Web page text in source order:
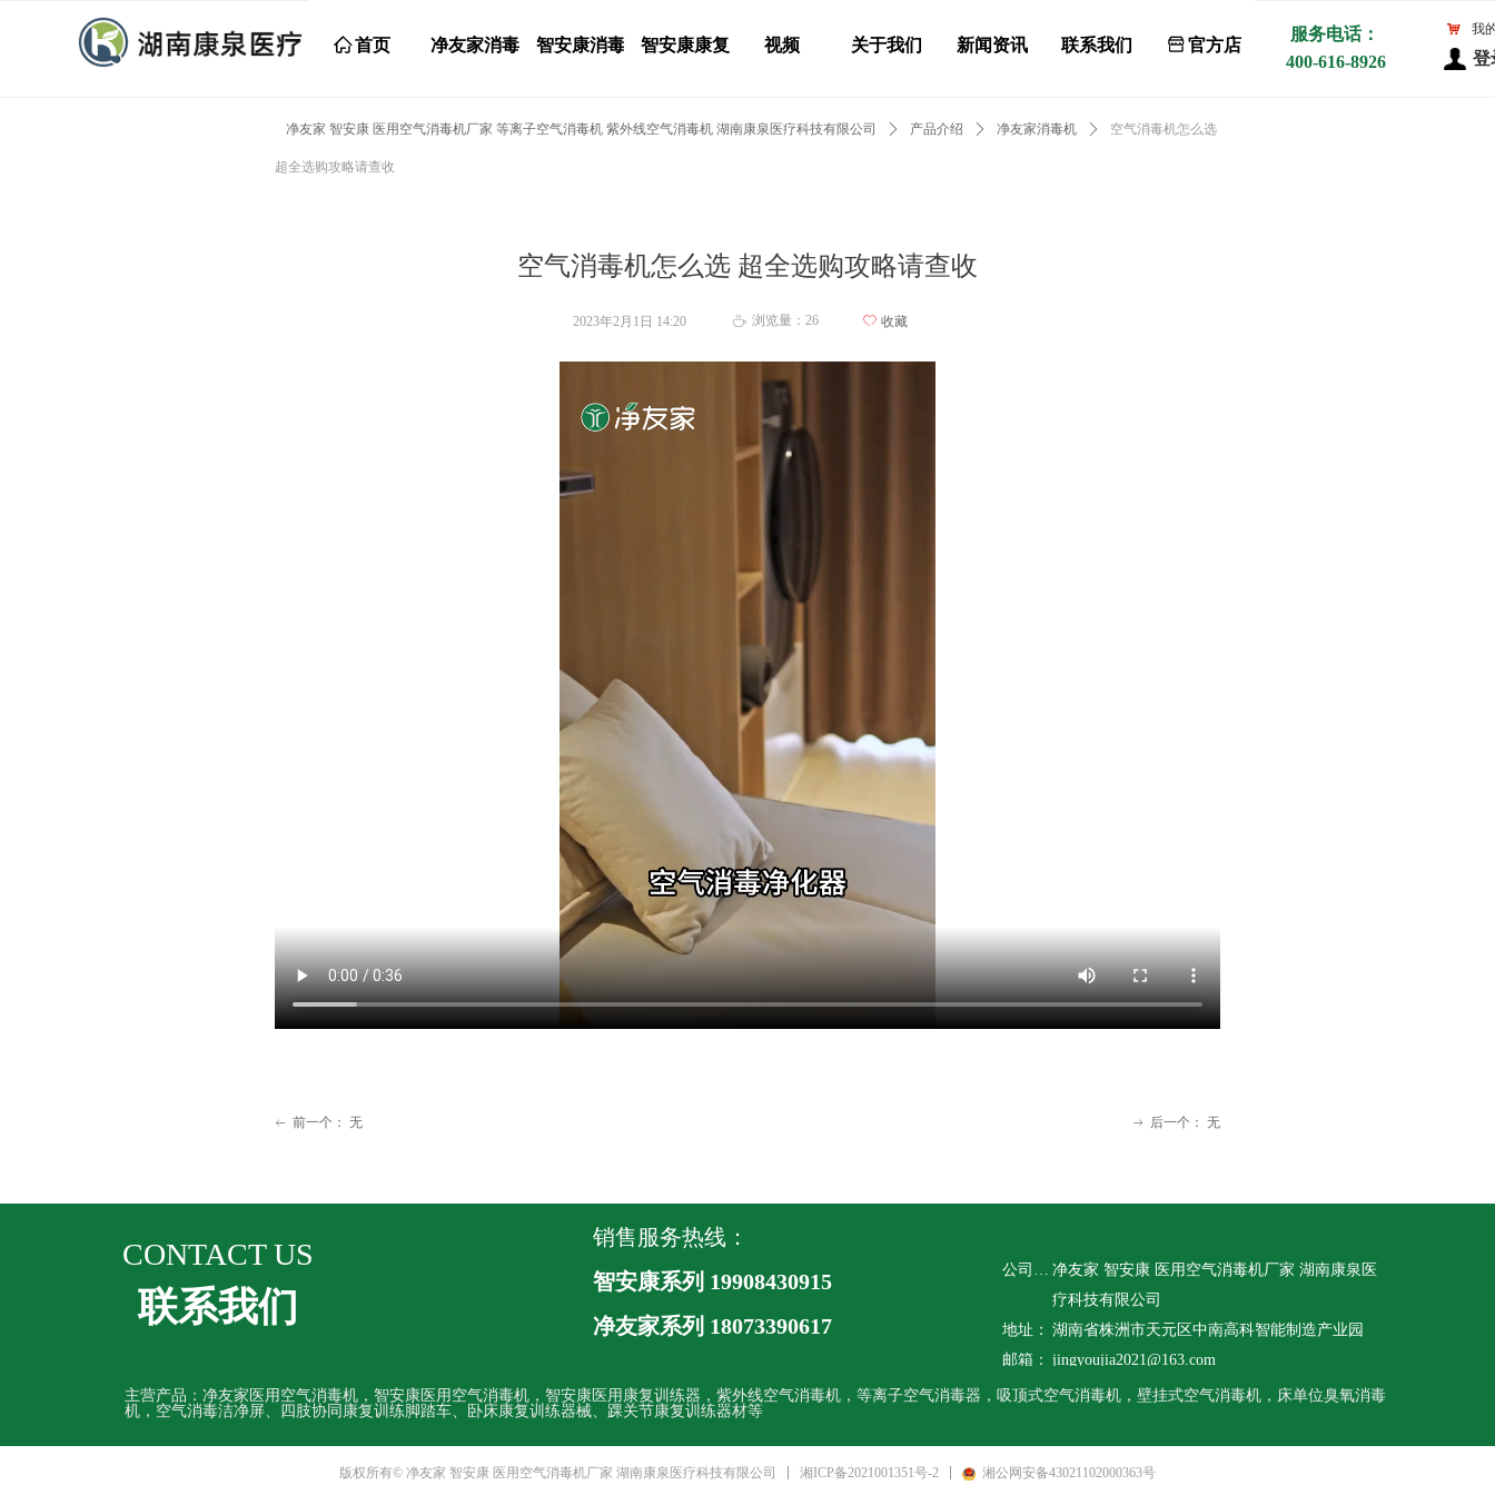
ꀇ 首页 净友家消毒 智安康消毒 智安康康复 视频 关于我们 新闻资讯 联系我们 ꀰ 官方店
登
服务电话：
400-616-8926
낙 我
空气消毒机怎么选 超全选购攻略请查收
净友家 智安康 医用空气消毒机厂家 等离子空气消毒机 紫外线空气消毒机 湖南康泉医疗科技有限公司 ꄲ 产品介绍 ꄲ 净友家消毒机 ꄲ 空气消毒机怎么选
超全选购攻略请查收
2023年2月1日 14:20 ꄘ 浏览量： 26 ꄀ 收藏
ꂃ 前一个： 无 ꁹ 后一个： 无
销售服务热线：
智安康系列 19908430915
净友家系列 18073390617
CONTACT US
联系我们
公司名称： 净友家 智安康 医用空气消毒机厂家 湖南康泉医
疗科技有限公司
地址： 湖南省株洲市天元区中南高科智能制造产业园
邮箱： jingyoujia2021@163.com
主营产品：净友家医用空气消毒机，智安康医用空气消毒机，智安康医用康复训练器，紫外线空气消毒机，等离子空气消毒器，吸顶式空气消毒机，壁挂式空气消毒机，床单位臭氧消毒
机，空气消毒洁净屏、四肢协同康复训练脚踏车、卧床康复训练器械、踝关节康复训练器材等
版权所有© 净友家 智安康 医用空气消毒机厂家 湖南康泉医疗科技有限公司 湘ICP备2021001351号-2 湘公网安备43021102000363号